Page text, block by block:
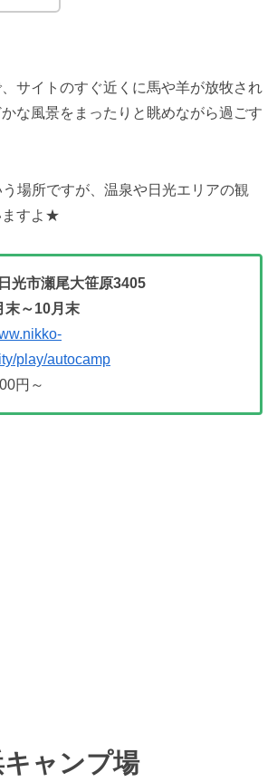
サイトのすぐ近くに馬や羊が放牧され
な風景をまったりと眺めながら過ごす
場所ですが、温泉や日光エリアの観
ますよ★
光市瀬尾大笹原3405
末～10月末
play/autocamp
円～
ャンプ場